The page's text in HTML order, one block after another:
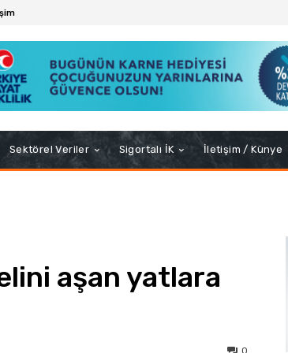
Sektörel Veriler Sigortalı İK İletişim / Künye
aşan yatlara